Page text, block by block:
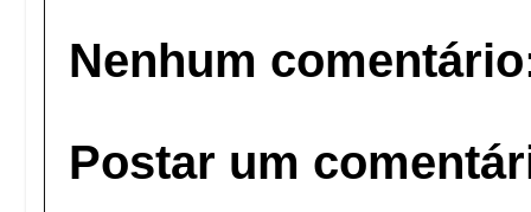
Nenhum
Postar um